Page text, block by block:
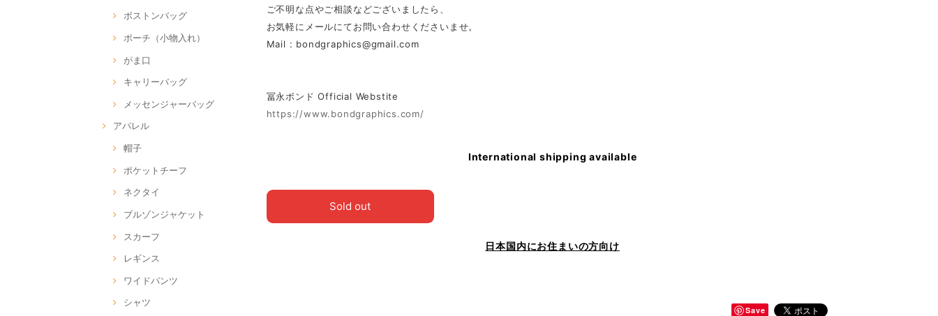
ボストンバッグ
ポーチ（小物入れ）
がま口
キャリーバッグ
メッセンジャーバッグ
アパレル
帽子
ポケットチーフ
ネクタイ
ブルゾンジャケット
スカーフ
レギンス
ワイドパンツ
シャツ
ご不明な点やご相談などございましたら、
お気軽にメールにてお問い合わせくださいませ。
Mail : bondgraphics@gmail.com
冨永ボンド Official Webstite
https://www.bondgraphics.com/
International shipping available
Sold out
日本国内にお住まいの方向け
Save